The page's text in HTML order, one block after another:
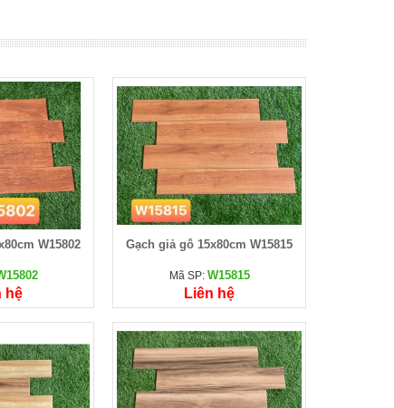
W15802
hệ
Gạch giả gỗ 15x80cm W15815
Mã SP: W15815
Liên hệ